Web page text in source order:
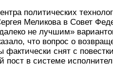
политических
Меликова в Совет
не лучшим»
что вопрос о
фактически снят с
пост в системе